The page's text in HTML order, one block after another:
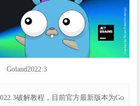
Goland2022.3
破解教程，目前官方最新版本为Go